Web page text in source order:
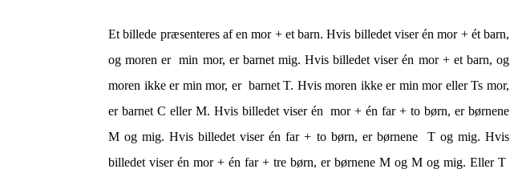
Et billede præsenteres af en mor + et barn. Hvis billedet viser én mor + ét barn,
og moren er min mor, er barnet mig. Hvis billedet viser én mor + et barn, og
moren ikke er min mor, er barnet T. Hvis moren ikke er min mor eller Ts mor,
er barnet C eller M. Hvis billedet viser én mor + én far + to børn, er børnene
M og mig. Hvis billedet viser én far + to børn, er børnene T og mig. Hvis
billedet viser én mor + én far + tre børn, er børnene M og M og mig. Eller T